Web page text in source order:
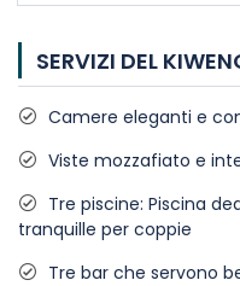
SERVIZI DEL
Camere eleganti e
Viste mozzafiato e
Tre piscine: Piscina
tranquille per coppie
Tre bar che servono